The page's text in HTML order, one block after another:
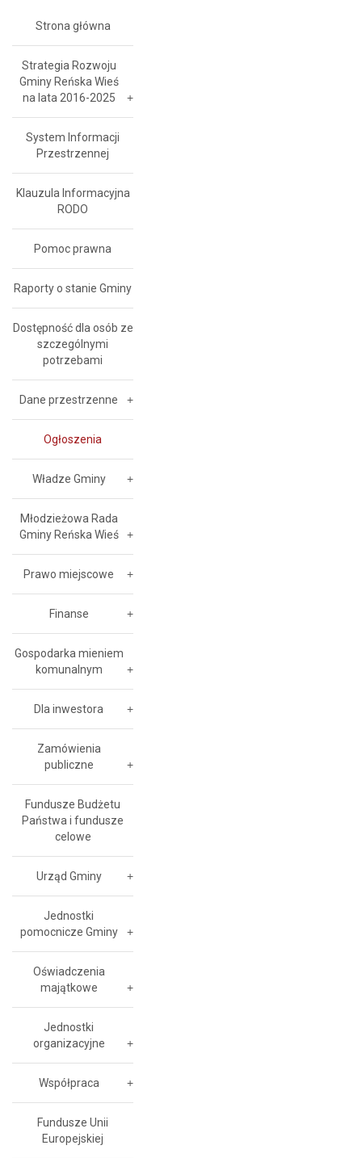
Strona główna
Strategia Rozwoju
Gminy Reńska Wieś
na lata 2016-2025
System Informacji
Przestrzennej
Klauzula Informacyjna
RODO
Pomoc prawna
Raporty o stanie Gminy
Dostępność dla osób ze
szczególnymi
potrzebami
Dane przestrzenne
Ogłoszenia
Władze Gminy
Młodzieżowa Rada
Gminy Reńska Wieś
Prawo miejscowe
Finanse
Gospodarka mieniem
komunalnym
Dla inwestora
Zamówienia
publiczne
Fundusze Budżetu
Państwa i fundusze
celowe
Urząd Gminy
Jednostki
pomocnicze Gminy
Oświadczenia
majątkowe
Jednostki
organizacyjne
Współpraca
Fundusze Unii
Europejskiej